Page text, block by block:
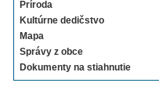
Príroda
Kultúrne dedičstvo
Mapa
Správy z obce
Dokumenty na stiahnutie